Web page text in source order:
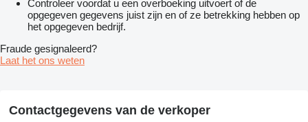
Controleer voordat u een overboeking uitvoert of de
opgegeven gegevens juist zijn en of ze betrekking hebben op
het opgegeven bedrijf.
Fraude gesignaleerd?
Laat het ons weten
Contactgegevens van de verkoper